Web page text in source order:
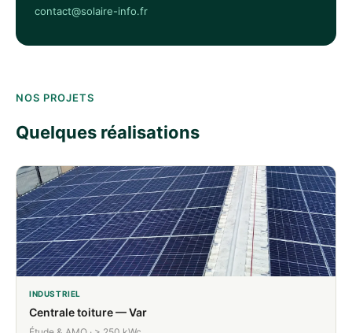
contact@solaire-info.fr
NOS PROJETS
Quelques réalisations
INDUSTRIEL
Centrale toiture — Var